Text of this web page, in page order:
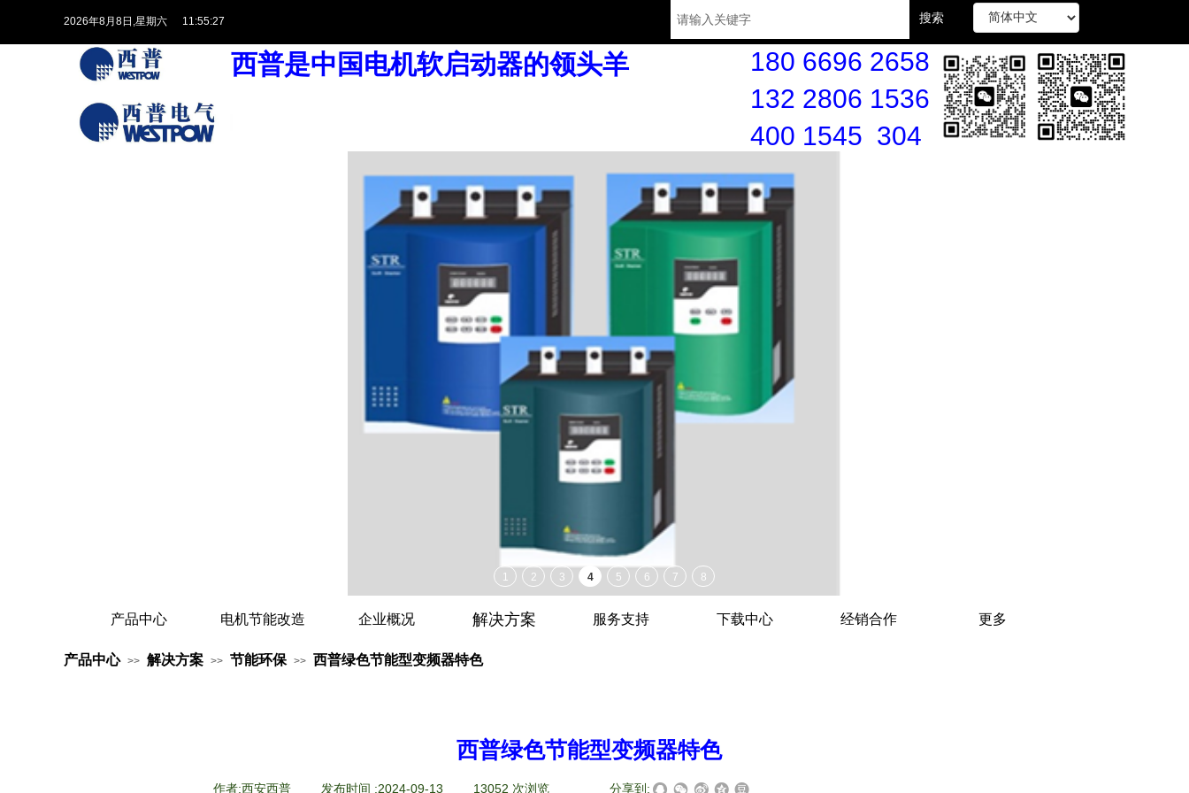
搜索
2026年8月 8日 ,星期六 11:55:28
180 6696 2658
132 2806 1536
400 1545 304
西普是中国电机软启动器的领头羊
产品中心 电机节能改造 企业概况 解决方案 服务支持 下载中心 经销合作 更多
产品中心 >> 解决方案 >> 节能环保 >> 西普绿色节能型变频器特色
西普绿色节能型变频器特色
作者:西安西普 发布时间 :2024-09-13 13052 次浏览 分享到: